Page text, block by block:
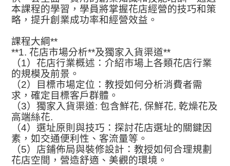
本課程的學習，學員將掌握花店經營的技巧和策
略，提升創業成功率和經營效益。
課程大綱**
**1. 花店市場分析**及獨家入貨渠道**
（1）花店行業概述：介紹市場上各類花店行業
的規模及前景。
（2）目標市場定位：教授如何分析消費者需
求，確定目標客戶群體。
（3）獨家入貨渠道: 包含鮮花, 保鮮花, 乾燥花及
高端絲花.
（4）選址原則與技巧：探討花店選址的關鍵因
素，如交通便利性、客流量等。
（5）店鋪佈局與裝修設計：教授如何合理規劃
花店空間，營造舒適、美觀的環境。